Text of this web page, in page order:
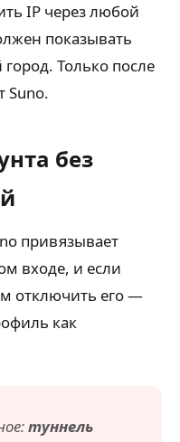
IP через любой
показывать
Только после
Suno.
без
привязывает
входе, и если
отключить его —
как
туннель